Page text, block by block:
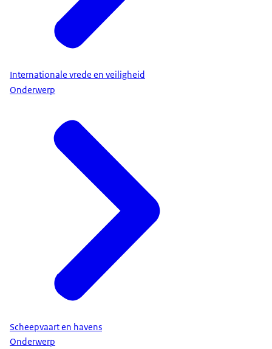
Internationale vrede en veiligheid
Onderwerp
Scheepvaart en havens
Onderwerp